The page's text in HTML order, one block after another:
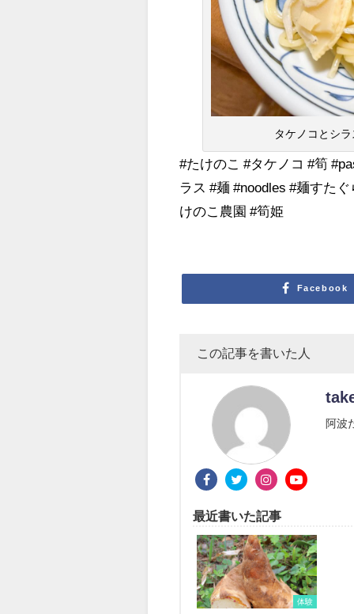
タケノコとシ
#たけのこ #タケノコ #筍
ラス #麺 #noodles #麺すた
けのこ農園 #筍姫
Facebook
この記事を書いた人
阿波
最近書いた記事
体験